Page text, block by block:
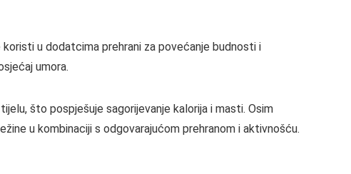
u dodatcima prehrani za povećanje budnosti i
umora.
što pospješuje sagorijevanje kalorija i masti. Osim
u kombinaciji s odgovarajućom prehranom i aktivnošću.